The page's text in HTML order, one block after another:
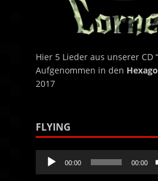
Hier 5 Lieder aus unserer CD
Aufgenommen in den
2017
FLYING
Audio-
Player
00:00 00:00